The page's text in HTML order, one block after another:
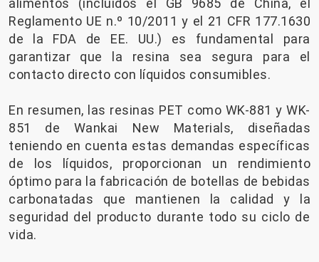
alimentos (incluidos el GB 9685 de China, el
Reglamento UE n.º 10/2011 y el 21 CFR 177.1630
de la FDA de EE. UU.) es fundamental para
garantizar que la resina sea segura para el
contacto directo con líquidos consumibles.
En resumen, las resinas PET como WK-881 y WK-
851 de Wankai New Materials, diseñadas
teniendo en cuenta estas demandas específicas
de los líquidos, proporcionan un rendimiento
óptimo para la fabricación de botellas de bebidas
carbonatadas que mantienen la calidad y la
seguridad del producto durante todo su ciclo de
vida.